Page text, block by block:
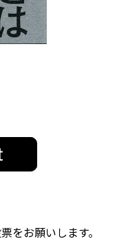
をお願いします。